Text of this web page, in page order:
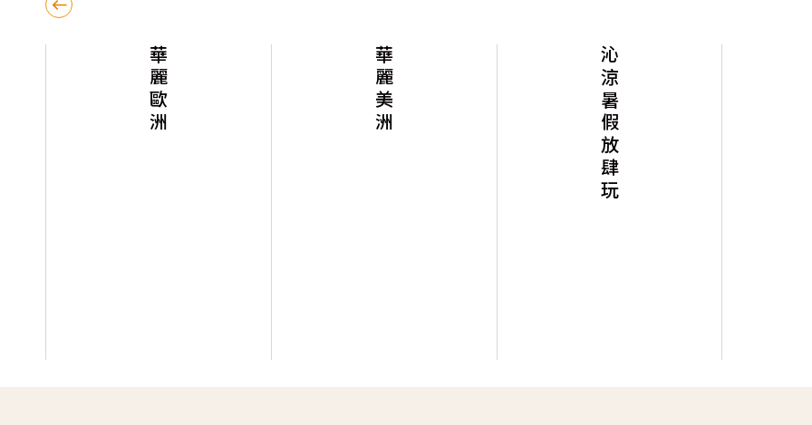
華麗歐洲 華麗美洲 沁涼暑假放肆玩